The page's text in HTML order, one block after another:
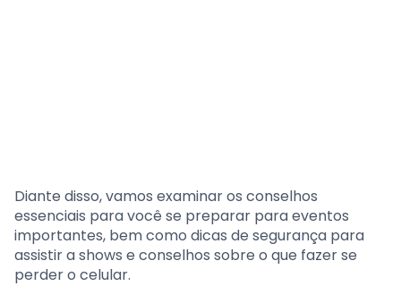
Diante disso, vamos examinar os conselhos
essenciais para você se preparar para eventos
importantes, bem como dicas de segurança para
assistir a shows e conselhos sobre o que fazer se
perder o celular.